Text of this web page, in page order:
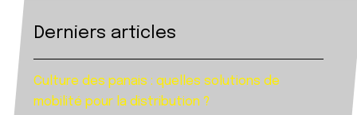
Derniers articles
Culture des panais : quelles solutions de
mobilité pour la distribution ?